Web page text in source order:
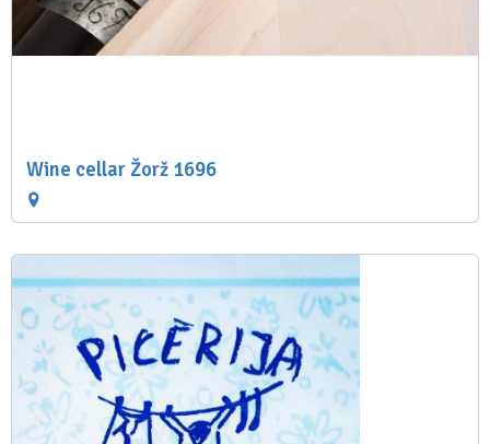
Wine cellar Žorž 1696